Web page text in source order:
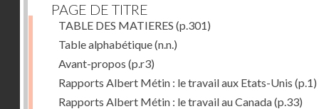
PAGE DE TITRE
TABLE DES MATIERES (p.301)
Table alphabétique(n.n.)
Avant-propos (p.r3)
Rapports Albert Métin : le travail aux Etats-Unis (p.1)
Rapports Albert Métin : le travail au Canada(p.33)